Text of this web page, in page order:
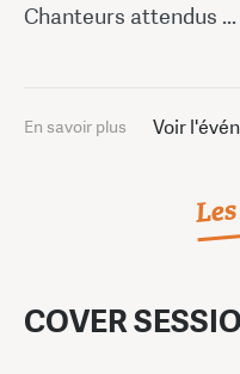
Chanteurs attendus ...
En savoir plus Voir
COVER